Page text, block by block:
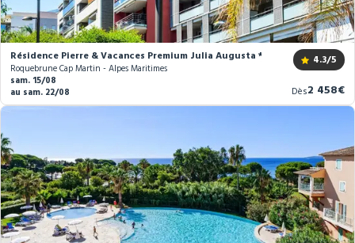
Résidence Pierre & Vacances Premium Julia Augusta ****
Roquebrune Cap Martin - Alpes Maritimes
4.3/5
sam. 15/08
au sam. 22/08
DèsNouveau
prix
2 458€